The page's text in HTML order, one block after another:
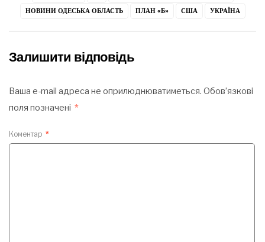
НОВИНИ ОДЕСЬКА ОБЛАСТЬ
ПЛАН «Б» США УКРАЇНА
Залишити відповідь
Ваша e-mail адреса не оприлюднюватиметься. Обов’язкові
поля позначені *
Коментар *